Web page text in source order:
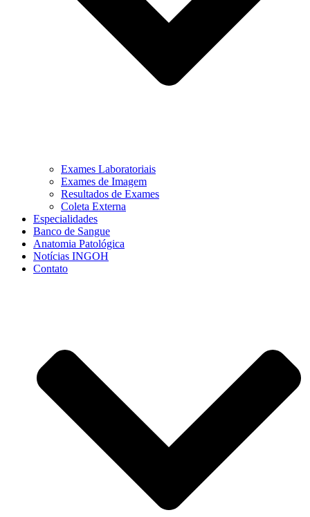
Exames Laboratoriais
Exames de Imagem
Resultados de Exames
Coleta Externa
Especialidades
Banco de Sangue
Anatomia Patológica
Notícias INGOH
Contato